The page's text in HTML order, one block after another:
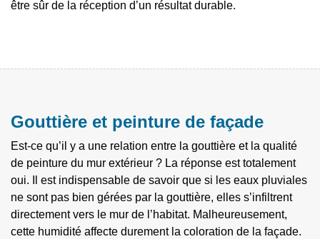
être sûr de la réception d’un résultat durable.
Gouttière et peinture de façade
Est-ce qu’il y a une relation entre la gouttière et la qualité
de peinture du mur extérieur ? La réponse est totalement
oui. Il est indispensable de savoir que si les eaux pluviales
ne sont pas bien gérées par la gouttière, elles s’infiltrent
directement vers le mur de l’habitat. Malheureusement,
cette humidité affecte durement la coloration de la façade.